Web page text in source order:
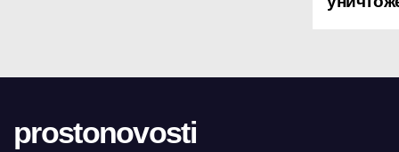
а
prostonovosti